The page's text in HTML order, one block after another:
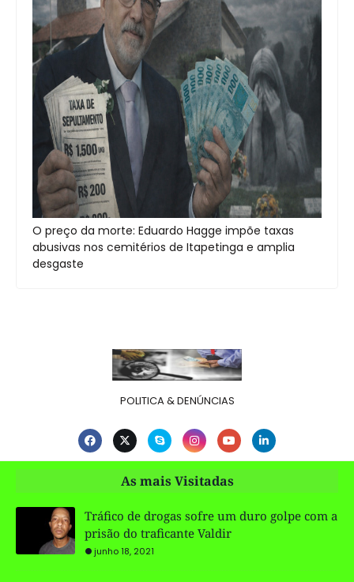
O preço da morte: Eduardo Hagge impõe taxas
abusivas nos cemitérios de Itapetinga e amplia
desgaste
POLITICA & DENÚNCIAS
As mais Visitadas
Tráfico de drogas sofre um duro golpe com a
prisão do traficante Valdir
junho 18, 2021